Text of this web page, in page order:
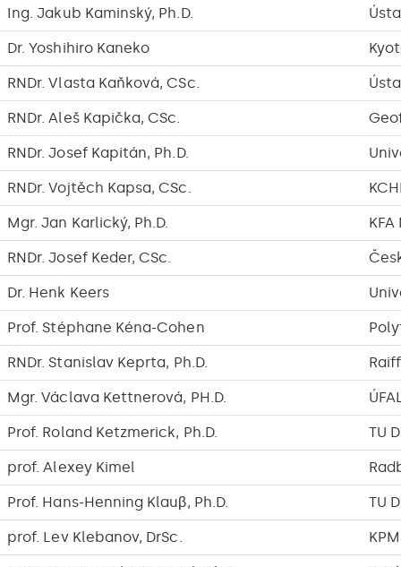
Ing. Jakub Kaminský, Ph.D.
Dr. Yoshihiro Kaneko
RNDr. Vlasta Kaňková, CSc.
RNDr. Aleš Kapička, CSc.
RNDr. Josef Kapitán, Ph.D.
RNDr. Vojtěch Kapsa, CSc.
Mgr. Jan Karlický, Ph.D. KFA
RNDr. Josef Keder, CSc.
Dr. Henk Keers
Prof. Stéphane Kéna-Cohen
RNDr. Stanislav Keprta, Ph.D.
Mgr. Václava Kettnerová, PH.D.
Prof. Roland Ketzmerick, Ph.D. TU
prof. Alexey Kimel
Prof. Hans-Henning Klauβ, Ph.D. TU
prof. Lev Klebanov, DrSc.